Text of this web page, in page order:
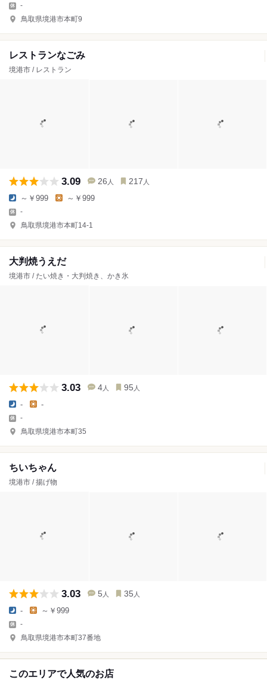
-
鳥取県境港市本町9
レストランなごみ
境港市 / レストラン
3.09 26 人 217 人
～￥999 ～￥999
-
鳥取県境港市本町14-1
大判焼うえだ
境港市 / たい焼き・大判焼き、かき氷
3.03 4 人 95 人
- -
-
鳥取県境港市本町35
ちいちゃん
境港市 / 揚げ物
3.03 5 人 35 人
- ～￥999
-
鳥取県境港市本町37番地
このエリアで人気のお店